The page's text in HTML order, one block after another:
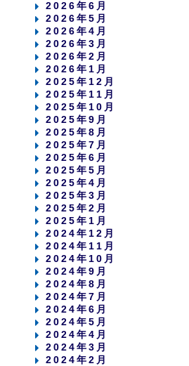
2026年6月
2026年5月
2026年4月
2026年3月
2026年2月
2026年1月
2025年12月
2025年11月
2025年10月
2025年9月
2025年8月
2025年7月
2025年6月
2025年5月
2025年4月
2025年3月
2025年2月
2025年1月
2024年12月
2024年11月
2024年10月
2024年9月
2024年8月
2024年7月
2024年6月
2024年5月
2024年4月
2024年3月
2024年2月